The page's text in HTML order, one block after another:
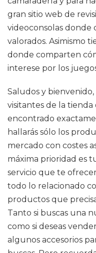
gran sitio web de
videoconsolas donde
valorados. Asimismo
donde comparten
interese por los
Saludos y
visitantes de la tienda
encontrado
hallarás sólo los
mercado con costes
máxima prioridad es
servicio que te
todo lo relacionado
productos que
Tanto si buscas una
como si deseas
algunos accesorios